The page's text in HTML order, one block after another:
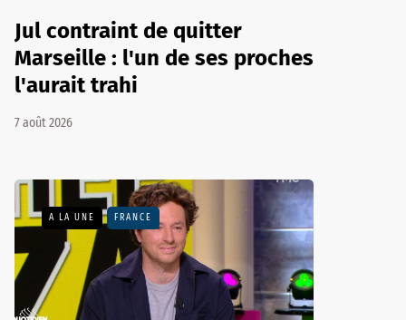
Jul contraint de quitter
Marseille : l'un de ses proches
l'aurait trahi
7 août 2026
A LA UNE FRANCE